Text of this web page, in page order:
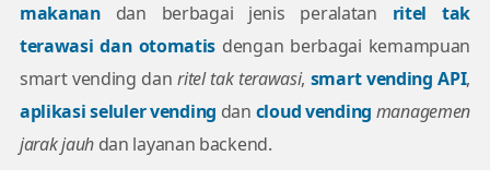
makanandan berbagai jenis peralatan ritel tak
terawasi dan otomatis dengan berbagai kemampuan
smart vending danritel tak terawasi, smart vending API,
aplikasi seluler vending dan cloud vending managemen
jarak jauhdan layanan backend.